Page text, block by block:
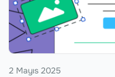
2 Mayıs 2025